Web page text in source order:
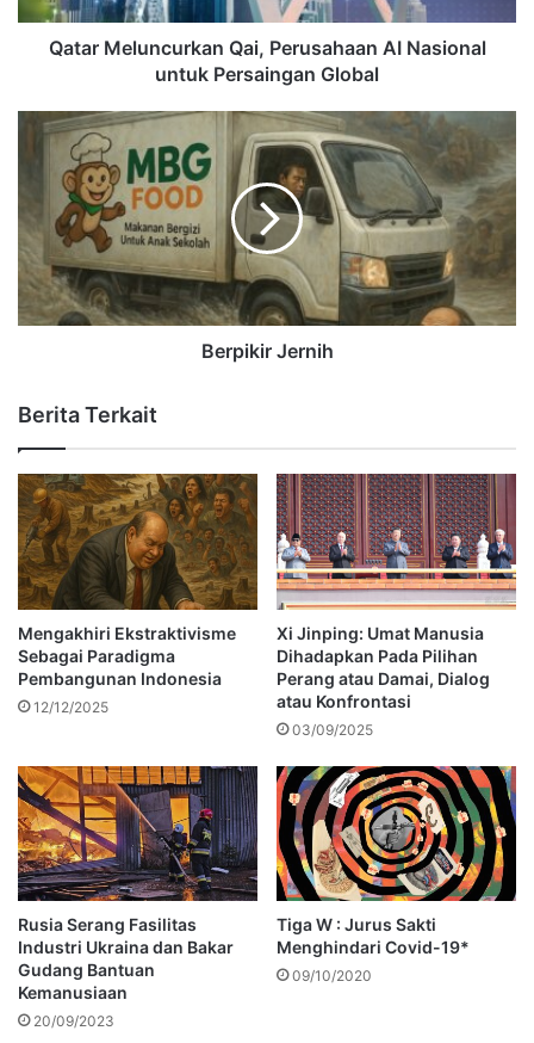
Qatar Meluncurkan Qai, Perusahaan AI Nasional
untuk Persaingan Global
Berpikir Jernih
Berita Terkait
Mengakhiri Ekstraktivisme
Sebagai Paradigma
Pembangunan Indonesia
12/12/2025
Xi Jinping: Umat Manusia
Dihadapkan Pada Pilihan
Perang atau Damai, Dialog
atau Konfrontasi
03/09/2025
Rusia Serang Fasilitas
Industri Ukraina dan Bakar
Gudang Bantuan
Kemanusiaan
20/09/2023
Tiga W : Jurus Sakti
Menghindari Covid-19*
09/10/2020